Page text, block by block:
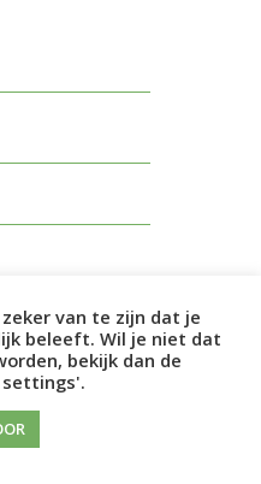
van te zijn dat je
beleeft. Wil je niet dat
bekijk dan de
settings'.